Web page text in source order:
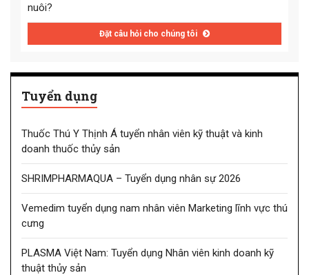
nuôi?
Đặt câu hỏi cho chúng tôi
Tuyển dụng
Thuốc Thú Y Thịnh Á tuyển nhân viên kỹ thuật và kinh
doanh thuốc thủy sản
SHRIMPHARMAQUA – Tuyển dụng nhân sự 2026
Vemedim tuyển dụng nam nhân viên Marketing lĩnh vực thú
cưng
PLASMA Việt Nam: Tuyển dụng Nhân viên kinh doanh kỹ
thuật thủy sản